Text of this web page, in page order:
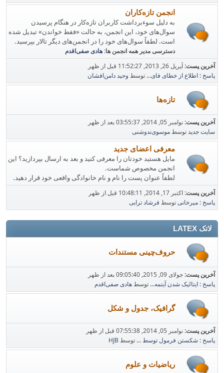
انجمن تازه‌کاران
به دلیل سوء‌برداشت کاربران تازه‌کار در هنگام پرسیدن
سوال‌های خود، این انجمن، به حالت «فقط خواندن» تبدیل شده
است. لطفاً سوال‌های خود را در انجمن‌های دیگر تالار بپرسید.
دسترسی مدیر همه انجمن ها:هادی صفی‌اقدم
آخرین پست:آپریل 26, 2013, 11:52:27 قبل از ظهر
پاسخ : اطلاع از خطای فای... توسط وحید دامن‌افشان
تازه‌ها
آخرین پست:نوامبر 05, 2014, 03:55:37 بعد از ظهر
سایت جدیدتوسطموسوی‌ندوشنی
معرفی اعضای جدید
مایل هستید خودتان را معرفی کنید و بعد به ارسال بپردازید؟ این
انجمن مخصوص شماست.
لطفاً عنوان پست را نام و نام خانوادگی واقعی خود قرار دهید.
آخرین پست:اکتبر 17, 2014, 10:48:11 قبل از ظهر
پاسخ : میرخانیتوسط فرشاد ترابی
لاتک LATEX
حروف‌چینی مستندات
آخرین پست:جولای 09, 2015, 09:05:40 بعد از ظهر
پاسخ : ایتالیک شدن آیتمه... توسطهادی صفی‌اقدم
گرافیک، جدول و شکل
آخرین پست:نوامبر 05, 2014, 07:55:38 قبل از ظهر
پاسخ : شکستن فرمول توسط ... توسط HJB
ریاضیات و علوم